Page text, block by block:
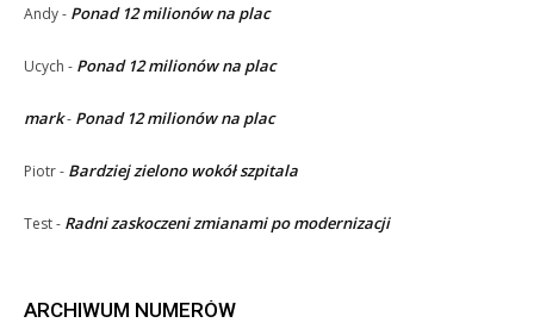
Andy- Ponad 12 milionów na plac
Ucych - Ponad 12 milionów na plac
mark- Ponad 12 milionów na plac
Piotr- Bardziej zielono wokół szpitala
Test- Radni zaskoczeni zmianami po modernizacji
ARCHIWUM NUMERÓW